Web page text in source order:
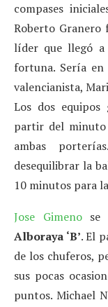
compases
Roberto
líder que llegó a
fortuna. Sería
valencianista,
Los dos
partir del minuto
ambas
desequilibrar la
10 minutos para
Jose Gimenose
Alboraya ‘B’. El
de los chuferos,
sus pocas
puntos. Michael